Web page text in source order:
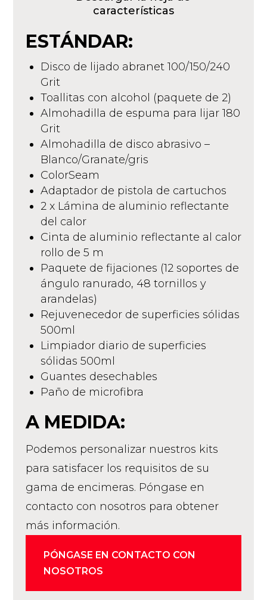
características
ESTÁNDAR:
Disco de lijado abranet 100/150/240
Grit
Toallitas con alcohol (paquete de 2)
Almohadilla de espuma para lijar 180
Grit
Almohadilla de disco abrasivo –
Blanco/Granate/gris
ColorSeam
Adaptador de pistola de cartuchos
2 x Lámina de aluminio reflectante
del calor
Cinta de aluminio reflectante al calor
rollo de 5 m
Paquete de fijaciones (12 soportes de
ángulo ranurado, 48 tornillos y
arandelas)
Rejuvenecedor de superficies sólidas
500ml
Limpiador diario de superficies
sólidas 500ml
Guantes desechables
Paño de microfibra
A MEDIDA:
Podemos personalizar nuestros kits
para satisfacer los requisitos de su
gama de encimeras. Póngase en
contacto con nosotros para obtener
más información.
PÓNGASE EN CONTACTO CON
NOSOTROS